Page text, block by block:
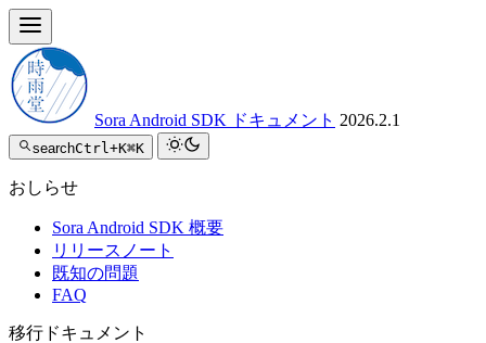
Sora Android SDK ドキュメント 2026.2.1
searchCtrl+K⌘K
おしらせ
Sora Android SDK 概要
リリースノート
既知の問題
FAQ
移行ドキュメント